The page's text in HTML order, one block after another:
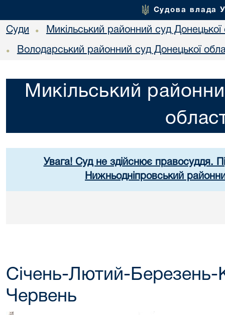
Судова влада
Суди • Микільський районний суд Донецької
• Володарський районний суд Донецької
Микільський
Увага! Суд не здійснює правосуддя.
Нижньодніпровський
Січень-Лютий-Березень-
Червень